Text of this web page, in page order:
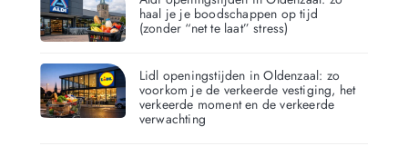
haal je je boodschappen op tijd
(zonder “net te laat” stress)
Lidl openingstijden in Oldenzaal: zo
voorkom je de verkeerde vestiging, het
verkeerde moment en de verkeerde
verwachting